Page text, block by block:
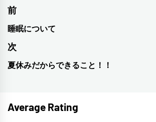
投
稿
ナ
ビ
ー
前
前
の
投
睡眠について
次
次
稿:
夏休みだからできること！！
Average Rating